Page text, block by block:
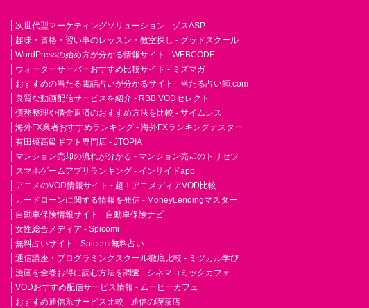
次世代型マーケティングソリューション - ゾスASP
趣味・資格・習い事のレッスン・教室探し - グッドスクール
WordPressの始め方が分かる情報サイト - WEBCODE
ウォーターサーバーおすすめ比較サイト - ミズマガ
おすすめの当たる電話占いが分かるサイト - 当たる占い師.com
良質な動画配信サービスを紹介 - RBB VODセレクト
債務整理や借金返済のおすすめ方法を比較 - サイムレス
海外FX業者おすすめランキング - 海外FXランキングテスター
有田焼高級ギフト専門店 - JTOPIA
マンション売却の流れが分かる - マンション売却のトリセツ
スマホゲームアプリランキング - インサイドapp
アニメのVOD情報サイト - 超！アニメディアVOD比較
カードローンに関する情報を発信 - MoneyLendingマスター
自動車保険情報サイト - 自動車保険ナビ
女性総合メディア - Spicomi
無料占いサイト - Spicomi無料占い
通信講座・プログラミングスクール徹底比較 - ミツカル学び
漫画を全巻お得に読む方法を調査 - シネマコミックカフェ
VODおすすめ配信サービス情報 - ムービーカフェ
おすすめ通信系サービス比較 - 通信の喫茶店